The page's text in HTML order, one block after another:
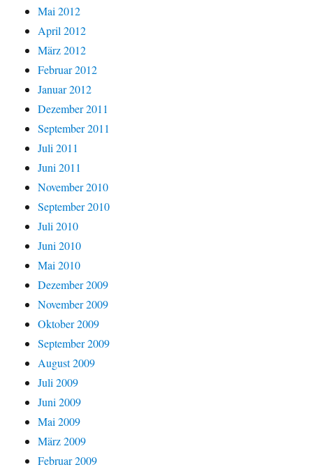
Mai 2012
April 2012
März 2012
Februar 2012
Januar 2012
Dezember 2011
September 2011
Juli 2011
Juni 2011
November 2010
September 2010
Juli 2010
Juni 2010
Mai 2010
Dezember 2009
November 2009
Oktober 2009
September 2009
August 2009
Juli 2009
Juni 2009
Mai 2009
März 2009
Februar 2009